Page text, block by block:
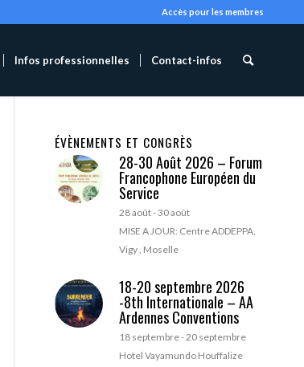
Accès pour les membres
Infos professionnelles Contact-infos
ÉVÈNEMENTS ET CONGRÈS
28-30 Août 2026 – Forum
Francophone Européen du
Service
28 août-30 août
MISE A JOUR: Centre ADDEPPA,
Vigy , Moselle
18-20 septembre 2026
-8th Internationale – AA
Ardennes Conventions
18 septembre-20 septembre
Hotel Vayamundo Houffalize